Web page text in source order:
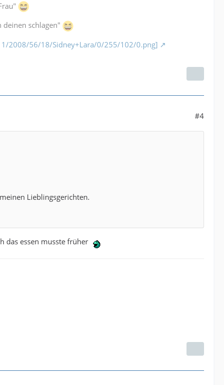
deinen schlagen"
2008/56/18/Sidney+Lara/0/255/102/0.png]
#4
Lieblingsgerichten.
das essen musste früher